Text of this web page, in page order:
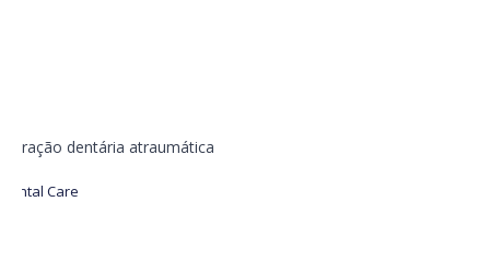
Extração dentária atraumática
Dental Care